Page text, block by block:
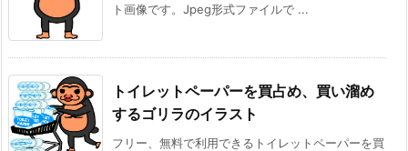
ト画像です。Jpeg形式ファイルで ...
トイレットペーパーを買占め、買い溜め
するゴリラのイラスト
フリー、無料で利用できるトイレットペーパーを買